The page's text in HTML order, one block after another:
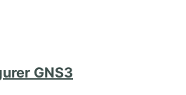
GNS3